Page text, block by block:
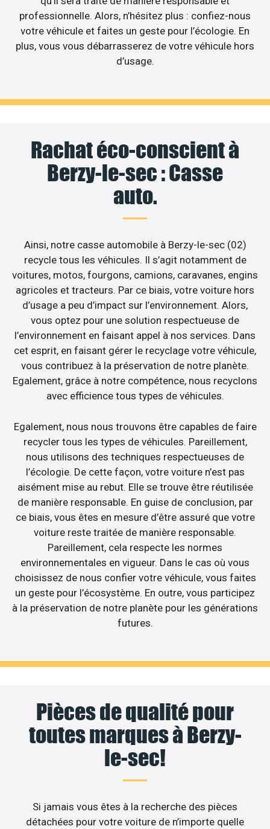
professionnelle. Alors, n’hésitez plus : confiez-nous
votre véhicule et faites un geste pour l’écologie. En
plus, vous vous débarrasserez de votre véhicule hors
d’usage.
Rachat éco-conscient à
Berzy-le-sec : Casse
auto.
Ainsi, notre casse automobile à Berzy-le-sec (02)
recycle tous les véhicules. Il s’agit notamment de
voitures, motos, fourgons, camions, caravanes, engins
agricoles et tracteurs. Par ce biais, votre voiture hors
d’usage a peu d’impact sur l’environnement. Alors,
vous optez pour une solution respectueuse de
l’environnement en faisant appel à nos services. Dans
cet esprit, en faisant gérer le recyclage votre véhicule,
vous contribuez à la préservation de notre planète.
Egalement, grâce à notre compétence, nous recyclons
avec efficience tous types de véhicules.
Egalement, nous nous trouvons être capables de faire
recycler tous les types de véhicules. Pareillement,
nous utilisons des techniques respectueuses de
l’écologie. De cette façon, votre voiture n’est pas
aisément mise au rebut. Elle se trouve être réutilisée
de manière responsable. En guise de conclusion, par
ce biais, vous êtes en mesure d’être assuré que votre
voiture reste traitée de manière responsable.
Pareillement, cela respecte les normes
environnementales en vigueur. Dans le cas où vous
choisissez de nous confier votre véhicule, vous faites
un geste pour l’écosystème. En outre, vous participez
à la préservation de notre planète pour les générations
futures.
Pièces de qualité pour
toutes marques à Berzy-
le-sec!
Si jamais vous êtes à la recherche des pièces
détachées pour votre voiture de n’importe quelle